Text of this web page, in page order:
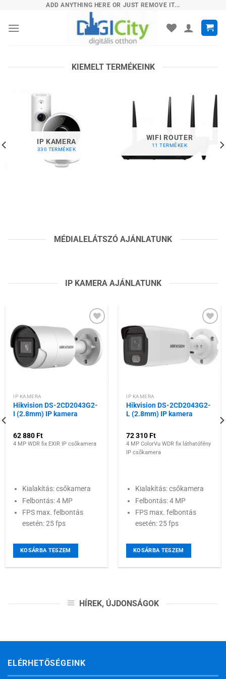
content
ADD ANYTHING HERE OR JUST REMOVE IT...
KIEMELT TERMÉKEINK
IP KAMERA
330 TERMÉKEK
WIFI ROUTER
11 TERMÉKEK
MÉDIALELÁTSZÓ AJÁNLATUNK
IP KAMERA AJÁNLATUNK
Hozzáadás a
kívánságlistához
IP KAMERA
Hikvision DS-2CD2043G2-
I (2.8mm) IP kamera
62 880Ft
4 MP WDR fix EXIR IP csőkamera
Kialakítás: csőkamera
Felbontás: 4 MP
FPS max. felbontás
esetén: 25 fps
KOSÁRBA TESZEM
Hozzáadás a
kívánságlistához
IP KAMERA
Hikvision DS-2CD2043G2-
L (2.8mm) IP kamera
72 310Ft
4 MP ColorVu WDR fix láthatófény
IP csőkamera
Kialakítás: csőkamera
Felbontás: 4 MP
FPS max. felbontás
esetén: 25 fps
KOSÁRBA TESZEM
HÍREK, ÚJDONSÁGOK
ELÉRHETŐSÉGEINK